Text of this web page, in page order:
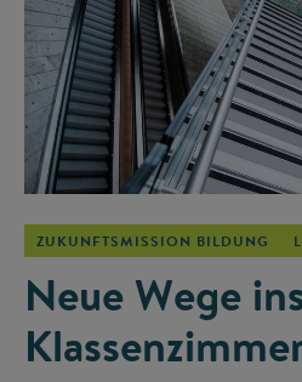
ZUKUNFTSMISSION BILDUNG
Neue Wege